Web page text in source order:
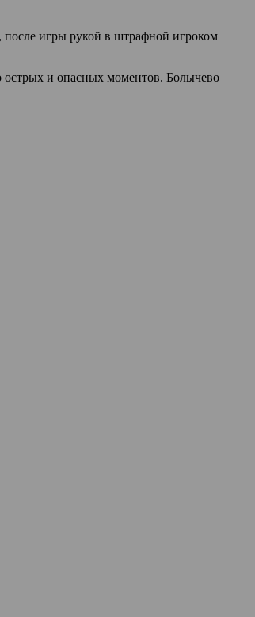
после игры рукой в штрафной игроком
и опасных моментов. Болычево